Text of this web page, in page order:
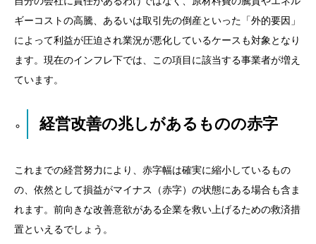
ギーコストの高騰、あるいは取引先の倒産といった「外的要因」
によって利益が圧迫され業況が悪化しているケースも対象となり
ます。現在のインフレ下では、この項目に該当する事業者が増え
ています。
経営改善の兆しがあるものの赤字
これまでの経営努力により、赤字幅は確実に縮小しているもの
の、依然として損益がマイナス（赤字）の状態にある場合も含ま
れます。前向きな改善意欲がある企業を救い上げるための救済措
置といえるでしょう。